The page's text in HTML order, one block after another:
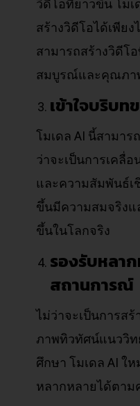
วิดีโอที่ยาวขึ้น โม
สร้างวิดีโอได้เพีย
สามารถสร้างวิดีโ
สมบูรณ์และคุณภา
เข้าใจบริบท
โมเดล AI นี้สามาร
ว่าจะเป็นการเคลื่
และความสัมพันธ์เ
ขึ้นมีความสมจริงแ
ขึ้นในโลกจริง
รองรับหลา
สถานการณ์
ไม่ว่าจะเป็นการส
ภาพทิวทัศน์แนววิท
ศึกษา โมเดล AI ใ
หลากหลายได้ตา